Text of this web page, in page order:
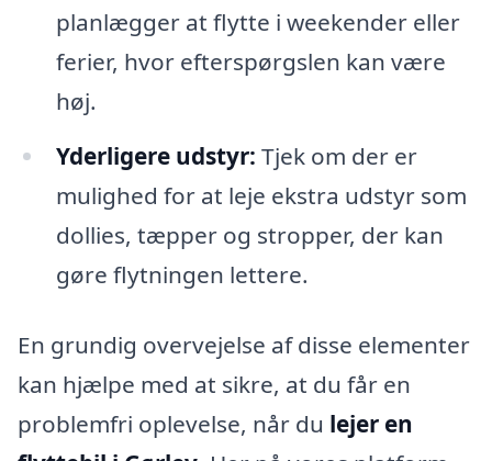
planlægger at flytte i weekender eller
ferier, hvor efterspørgslen kan være
høj.
Yderligere udstyr: Tjek om der er
mulighed for at leje ekstra udstyr som
dollies, tæpper og stropper, der kan
gøre flytningen lettere.
En grundig overvejelse af disse elementer
kan hjælpe med at sikre, at du får en
problemfri oplevelse, når du lejer en